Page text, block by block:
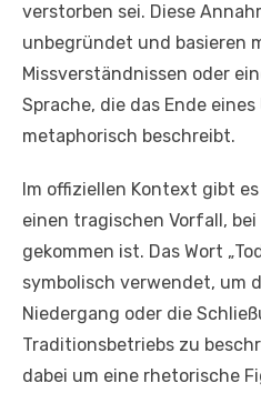
verstorben sei. Diese
unbegründet und basieren
Missverständnissen oder
Sprache, die das Ende
metaphorisch beschreibt.
Im offiziellen Kontext gibt
einen tragischen Vorfall,
gekommen ist. Das Wort
symbolisch verwendet, um
Niedergang oder die
Traditionsbetriebs zu
dabei um eine rhetorische